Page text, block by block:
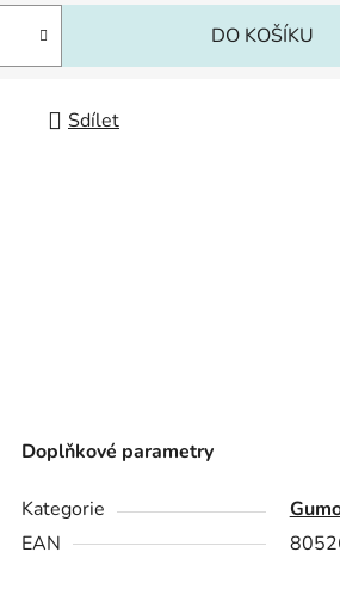
DO KOŠÍKU
Sdílet
Doplňkové parametry
Kategorie
EAN